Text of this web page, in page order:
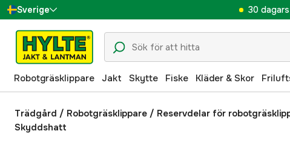
Sverige
Danmark
Suomi
Norge
Deutschland
30
Robotgräsklippare Jakt Skytte Fiske Kläder & Skor
Trädgård / Robotgräsklippare / Reservdelar för
Skyddshatt